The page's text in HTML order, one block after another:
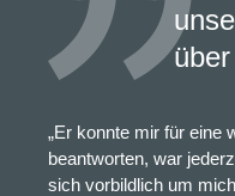
„Er konnte mir für eine
beantworten, war
sich vorbildlich um